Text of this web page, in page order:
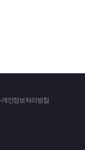
개인정보처리방침